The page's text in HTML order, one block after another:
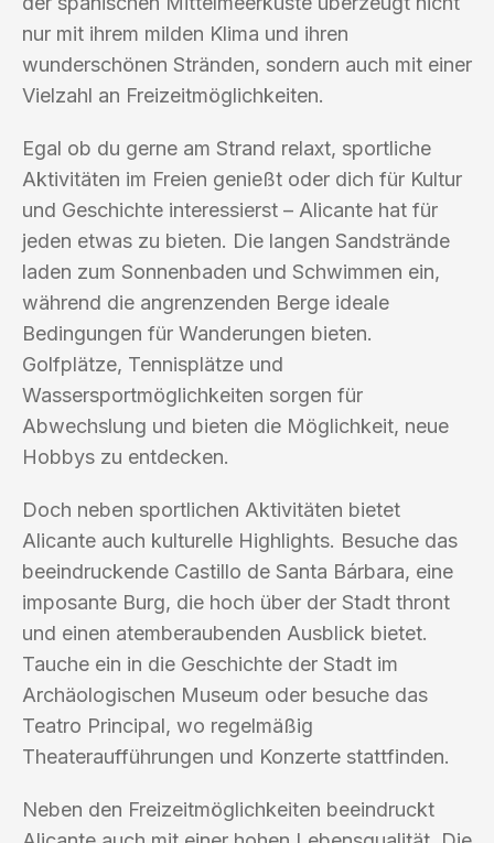
nur mit ihrem milden Klima und ihren
wunderschönen Stränden, sondern auch mit einer
Vielzahl an Freizeitmöglichkeiten.
Egal ob du gerne am Strand relaxt, sportliche
Aktivitäten im Freien genießt oder dich für Kultur
und Geschichte interessierst – Alicante hat für
jeden etwas zu bieten. Die langen Sandstrände
laden zum Sonnenbaden und Schwimmen ein,
während die angrenzenden Berge ideale
Bedingungen für Wanderungen bieten.
Golfplätze, Tennisplätze und
Wassersportmöglichkeiten sorgen für
Abwechslung und bieten die Möglichkeit, neue
Hobbys zu entdecken.
Doch neben sportlichen Aktivitäten bietet
Alicante auch kulturelle Highlights. Besuche das
beeindruckende Castillo de Santa Bárbara, eine
imposante Burg, die hoch über der Stadt thront
und einen atemberaubenden Ausblick bietet.
Tauche ein in die Geschichte der Stadt im
Archäologischen Museum oder besuche das
Teatro Principal, wo regelmäßig
Theateraufführungen und Konzerte stattfinden.
Neben den Freizeitmöglichkeiten beeindruckt